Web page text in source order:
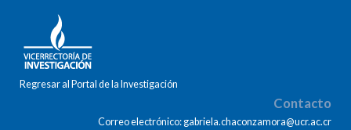
Regresar al Portal de la Investigación
Contacto
Correo electrónico: gabriela.chaconzamora@ucr.ac.cr